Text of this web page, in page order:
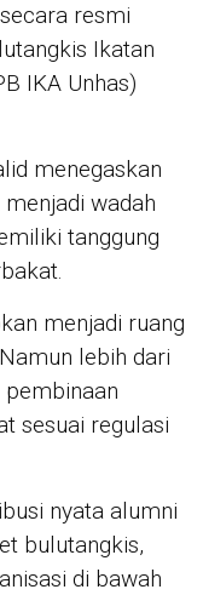
resmi
Ikatan
IKA Unhas)
menegaskan
wadah
tanggung
menjadi ruang
lebih dari
sesuai regulasi
nyata alumni
bulutangkis,
di bawah